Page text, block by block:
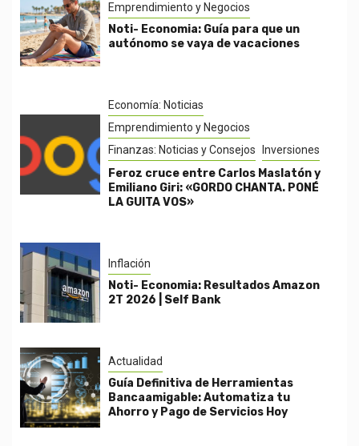
Emprendimiento y Negocios
Noti- Economia: Guía para que un
autónomo se vaya de vacaciones
Economía: Noticias
Emprendimiento y Negocios
Finanzas: Noticias y Consejos
Inversiones
Feroz cruce entre Carlos Maslatón y
Emiliano Giri: «GORDO CHANTA. PONÉ
LA GUITA VOS»
Inflación
Noti- Economia: Resultados Amazon
2T 2026 | Self Bank
Actualidad
Guía Definitiva de Herramientas
Bancaamigable: Automatiza tu
Ahorro y Pago de Servicios Hoy